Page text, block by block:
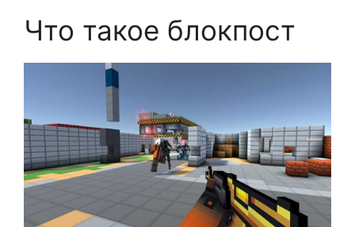
Что такое блокпост